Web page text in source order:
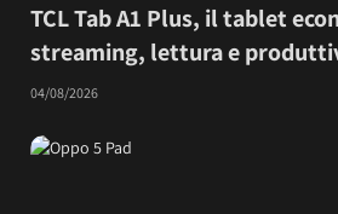
TCL Tab A1 Plus, il tablet
streaming, lettura e
04/08/2026